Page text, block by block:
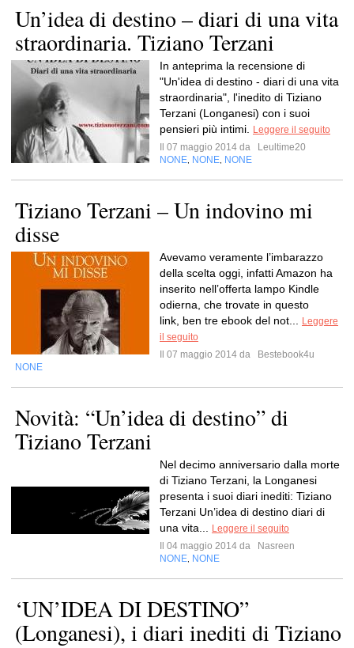
Un’idea di destino – diari di una vita
straordinaria. Tiziano Terzani
In anteprima la recensione di
"Un'idea di destino - diari di una vita
straordinaria", l'inedito di Tiziano
Terzani (Longanesi) con i suoi
pensieri più intimi.
Leggere il seguito
Il 07 maggio 2014 da
Leultime20
NONE NONE NONE
Tiziano Terzani – Un indovino mi
disse
Avevamo veramente l’imbarazzo
della scelta oggi, infatti Amazon ha
inserito nell’offerta lampo Kindle
odierna, che trovate in questo
link, ben tre ebook del not...
Leggere
il seguito
Il 07 maggio 2014 da
Bestebook4u
NONE
Novità: “Un’idea di destino” di
Tiziano Terzani
Nel decimo anniversario dalla morte
di Tiziano Terzani, la Longanesi
presenta i suoi diari inediti: Tiziano
Terzani Un’idea di destino diari di
una vita...
Leggere il seguito
Il 04 maggio 2014 da
Nasreen
NONE NONE
‘UN’IDEA DI DESTINO”
(Longanesi), i diari inediti di Tiziano